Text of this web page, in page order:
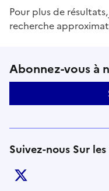
Pour plus de résultats,
recherche
Suivez-
Abonnez-vous
Suivez-nous Sur